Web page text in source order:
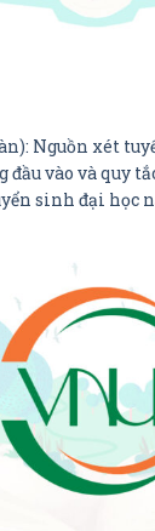
Nguồn xét
đầu vào và quy
sinh đại học